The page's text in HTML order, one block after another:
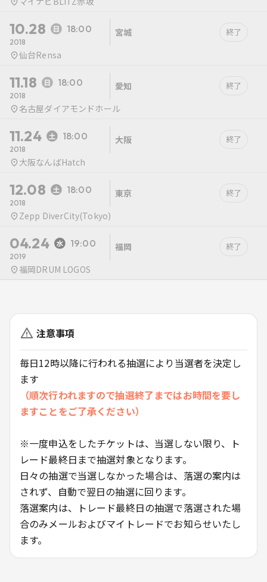
10.28 18:00
2018
宮城 終了
仙台Rensa
11.18 18:00
2018
愛知 終了
名古屋ダイアモンドホール
11.24 18:00
2018
大阪 終了
大阪なんばHatch
12.08 18:00
2018
東京 終了
Zepp DiverCity(Tokyo)
04.24 19:00
2019
福岡 終了
福岡DRUM LOGOS
注意事項
毎日12時以降に行われる抽選により当選者を決定し
ます
（順次行われますので抽選終了まではお時間を要し
ますことをご了承ください）
※一度申込をしたチケットは、当選しない限り、ト
レード最終日まで抽選対象となります。
日々の抽選で当選しなかった場合は、落選の案内は
されず、自動で翌日の抽選に回ります。
落選案内は、トレード最終日の抽選で落選された場
合のみメールおよびマイトレードでお知らせいたし
ます。